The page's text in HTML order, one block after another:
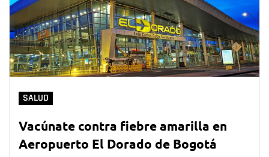
SALUD
Vacúnate contra fiebre amarilla en
Aeropuerto El Dorado de Bogotá